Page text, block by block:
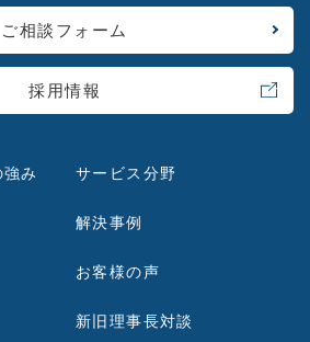
ご相談フォーム
採用情報
み サービス分野
解決事例
お客様の声
新旧理事長対談